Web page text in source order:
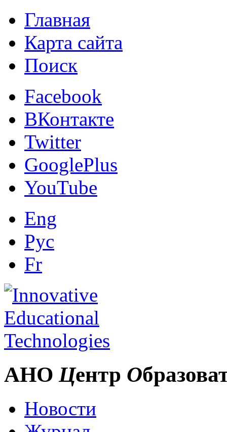
Главная
Карта сайта
Поиск
Facebook
ВКонтакте
Twitter
GooglePlus
YouTube
Eng
Рус
Fr
АНО Центр О
Новости